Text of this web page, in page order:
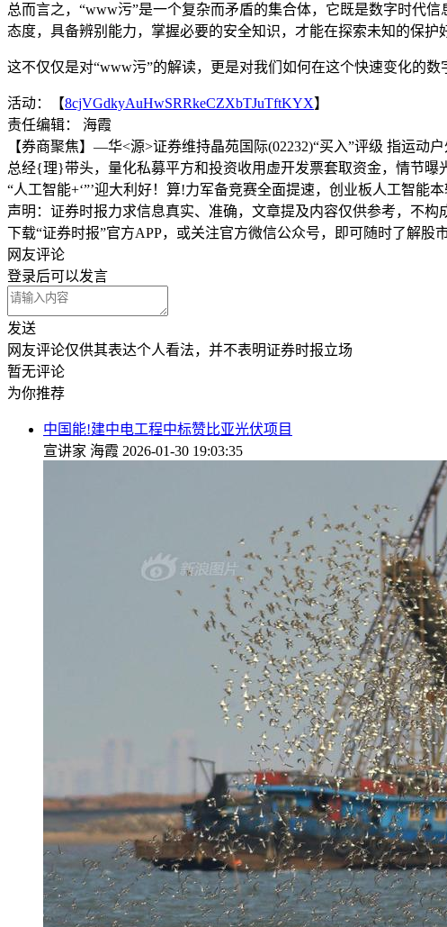
总而言之，“www污”是一个复杂而矛盾的集合体，它既是数字时代
态度，具备辨别能力，掌握必要的安全知识，才能在探索未知的保
这不仅仅是对“www污”的解读，更是对我们如何在这个快速变化的数
活动：【8cjVGdkyAuHwSRRkeCZXbTJuTftKYX】
责任编辑： 海霞
【券商聚焦】—华<源>证券维持晶苑国际(02232)“买入”评级 指运动
总经{理}带头，量化私募平方和投资收用虚开发票套取资金，情节曝
“人工智能+‘”’迎大利好！算!力军备竞赛全面提速，创业板人工智能
声明：证券时报力求信息真实、准确，文章提及内容仅供参考，不构
下载“证券时报”官方APP，或关注官方微信公众号，即可随时了解股
网友评论
登录后可以发言
发送
网友评论仅供其表达个人看法，并不表明证券时报立场
暂无评论
为你推荐
中国能!建中电工程中标赞比亚光伏项目
宣讲家 海霞 2026-01-30 19:03:35